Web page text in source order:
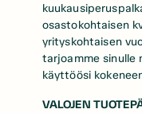
osastokohtaisen
yrityskohtaisen
tarjoamme sinulle
käyttöösi
VALOJEN